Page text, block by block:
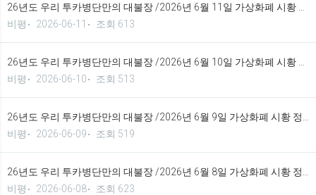
비평
2026-06-11 조회 613
비평
2026-06-10 조회 513
비평
2026-06-09 조회 519
비평
2026-06-08 조회 623